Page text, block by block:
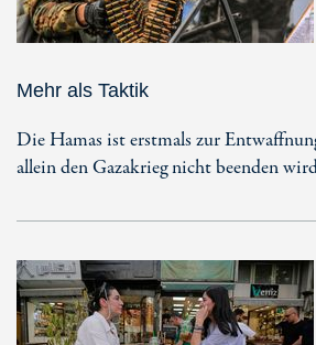
Mehr als Taktik
Die Hamas ist erstmals zur
allein den Gazakrieg nicht beenden